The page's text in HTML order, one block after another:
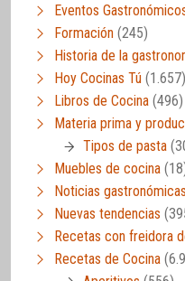
Eventos
Formación (245)
Historia de la
Hoy Cocinas Tú (1.657)
Libros de Cocina (496)
Materia prima y
Tipos de pasta
Muebles de cocina
Noticias gastronómicas
Nuevas tendencias
Recetas con freidora
Recetas de Cocina